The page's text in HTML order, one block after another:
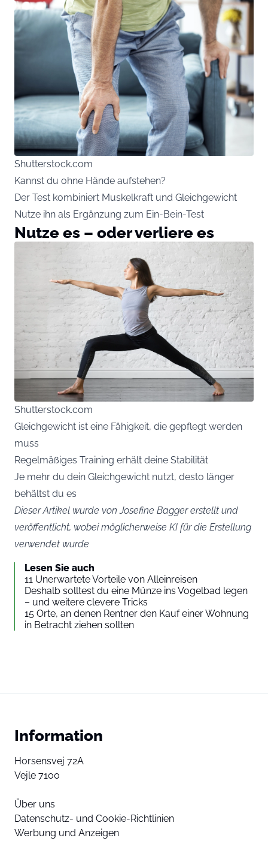
Shutterstock.com
Kannst du ohne Hände aufstehen?
Der Test kombiniert Muskelkraft und Gleichgewicht
Nutze ihn als Ergänzung zum Ein-Bein-Test
Nutze es – oder verliere es
Shutterstock.com
Gleichgewicht ist eine Fähigkeit, die gepflegt werden
muss
Regelmäßiges Training erhält deine Stabilität
Je mehr du dein Gleichgewicht nutzt, desto länger
behältst du es
Dieser Artikel wurde von Josefine Bagger erstellt und
veröffentlicht, wobei möglicherweise KI für die Erstellung
verwendet wurde
Lesen Sie auch
11 Unerwartete Vorteile von Alleinreisen
Deshalb solltest du eine Münze ins Vogelbad legen
– und weitere clevere Tricks
15 Orte, an denen Rentner den Kauf einer Wohnung
in Betracht ziehen sollten
Information
Horsensvej 72A
Vejle 7100
Über uns
Datenschutz- und Cookie-Richtlinien
Werbung und Anzeigen